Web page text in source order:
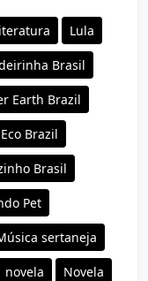
Lula
Brasil
Earth Brazil
Brazil
Brasil
Pet
sertaneja
novela Novela